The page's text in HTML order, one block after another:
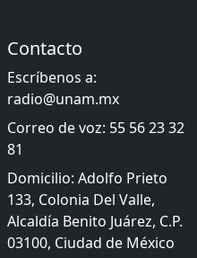
Contacto
Escríbenos a:
radio@unam.mx
Correo de voz: 55 56 23 32
81
Domicilio: Adolfo Prieto
133, Colonia Del Valle,
Alcaldía Benito Juárez, C.P.
03100, Ciudad de México